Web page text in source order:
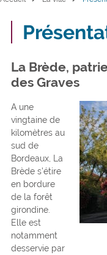
La Brède,
des Graves
A une
vingtaine de
kilomètres au
sud de
Bordeaux, La
Brède s’étire
en bordure
de la forêt
girondine.
Elle est
notamment
desservie par